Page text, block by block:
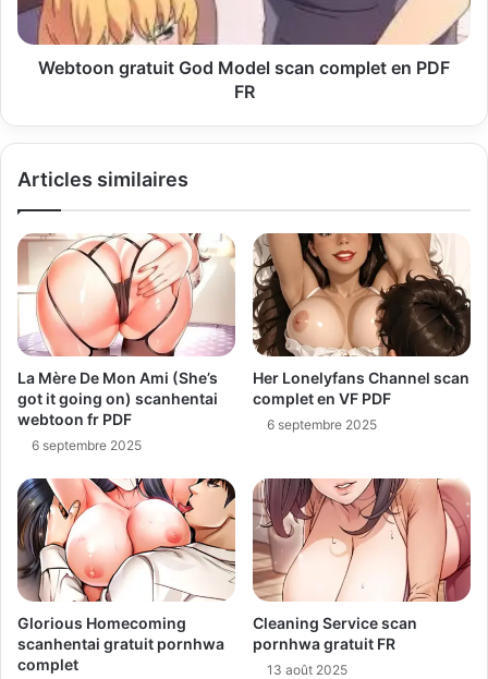
Webtoon gratuit God Model scan complet en PDF
FR
Articles similaires
La Mère De Mon Ami (She’s
got it going on) scanhentai
webtoon fr PDF
6 septembre 2025
Her Lonelyfans Channel scan
complet en VF PDF
6 septembre 2025
Glorious Homecoming
scanhentai gratuit pornhwa
complet
Cleaning Service scan
pornhwa gratuit FR
13 août 2025